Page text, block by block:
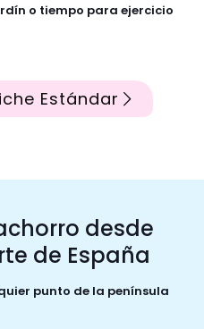
o tiempo para ejercicio
Estándar
desde
de España
punto de la península